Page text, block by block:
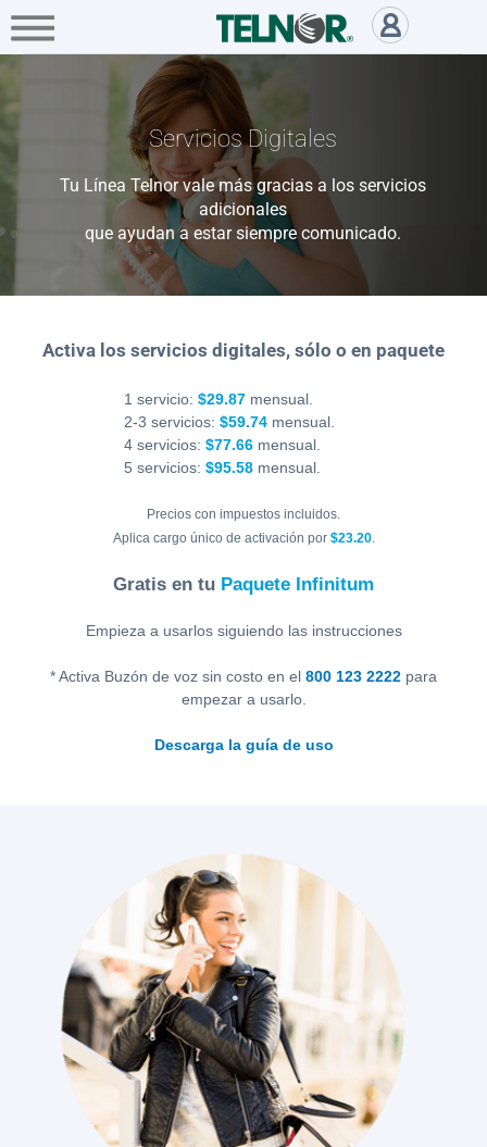
Hogar Empresa
A+
Telnor
Cobertura
Servicios Adicionales a tu
Servicios Digitales
Tu Línea Telnor vale más gracias a los servicios
adicionales
que ayudan a estar siempre comunicado.
Activa los servicios digitales, sólo o en paquete
1 servicio: $29.87 mensual.
2-3 servicios: $59.74 mensual.
4 servicios: $77.66 mensual.
5 servicios: $95.58 mensual.
Precios con impuestos incluidos.
Aplica cargo único de activación por $23.20.
Gratis en tu Paquete Infinitum
Empieza a usarlos siguiendo las instrucciones
* Activa Buzón de voz sin costo en el 800 123 2222 para
empezar a usarlo.
Descarga la guía de uso